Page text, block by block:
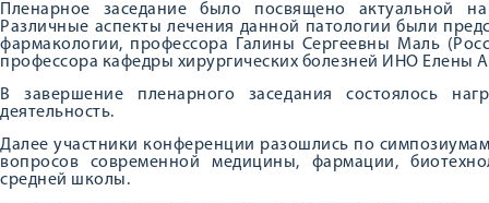
Пленарное заседание было посвящено актуальной
Различные аспекты лечения данной патологии были
фармакологии, профессора Галины Сергеевны Маль
профессора кафедры хирургических болезней ИНО Елены
В завершение пленарного заседания состоялось
деятельность.
Далее участники конференции разошлись по
вопросов современной медицины, фармации,
средней школы.